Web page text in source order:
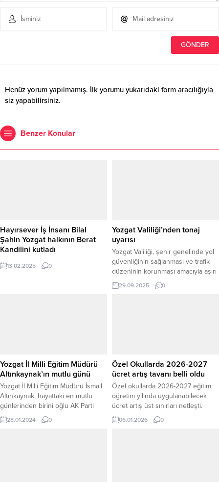
Henüz yorum yapılmamış. İlk yorumu yukarıdaki form aracılığıyla
siz yapabilirsiniz.
Benzer Konular
Hayırsever İş İnsanı Bilal
Şahin Yozgat halkının Berat
Kandilini kutladı
13.02.2025 0
Yozgat Valiliği’nden tonaj
uyarısı
Yozgat Valiliği, şehir genelinde yol
güvenliğinin sağlanması ve trafik
düzeninin korunması amacıyla aşırı
tonajlı araçlara kesinlikle izin
verilmeyeceğini açıkladı. Valilik
altyapısına zarar verdiği, kaza
riskini artırdığı ve...
29.09.2025 0
Yozgat İl Milli Eğitim Müdürü
Altınkaynak’ın mutlu günü
Yozgat İl Milli Eğitim Müdürü İsmail
Altınkaynak, hayattaki en mutlu
günlerinden birini oğlu AK Parti
Eskişehir Gençlik Kolları Başkanı
Avukat Musab Tayyip Altınkaynak’ın
28.01.2024 0
Özel Okullarda 2026-2027
ücret artış tavanı belli oldu
Özel okullarda 2026-2027 eğitim
öğretim yılında uygulanabilecek
ücret artış üst sınırları netleşti.
Türkiye İstatistik Kurumu’nun (TÜİK)
aralık ayı enflasyon verilerinin
06.01.2026 0